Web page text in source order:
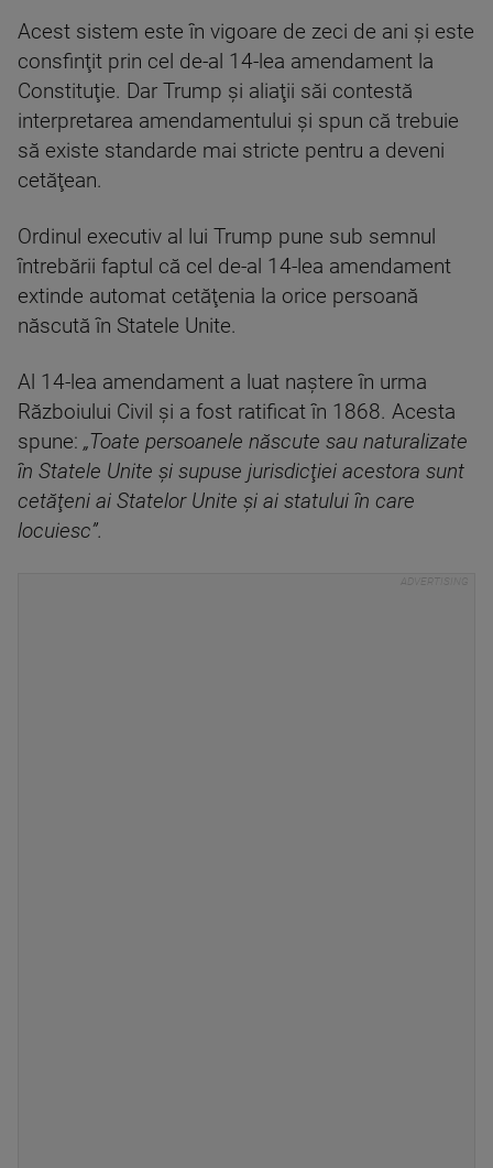
Acest sistem este în vigoare de zeci de ani şi este
consfinţit prin cel de-al 14-lea amendament la
Constituţie. Dar Trump şi aliaţii săi contestă
interpretarea amendamentului şi spun că trebuie
să existe standarde mai stricte pentru a deveni
cetăţean.
Ordinul executiv al lui Trump pune sub semnul
întrebării faptul că cel de-al 14-lea amendament
extinde automat cetăţenia la orice persoană
născută în Statele Unite.
Al 14-lea amendament a luat naştere în urma
Războiului Civil şi a fost ratificat în 1868. Acesta
spune: „Toate persoanele născute sau naturalizate
în Statele Unite şi supuse jurisdicţiei acestora sunt
cetăţeni ai Statelor Unite şi ai statului în care
locuiesc”.